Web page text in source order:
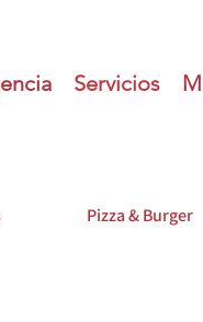
Servicios
Pizza & Burger